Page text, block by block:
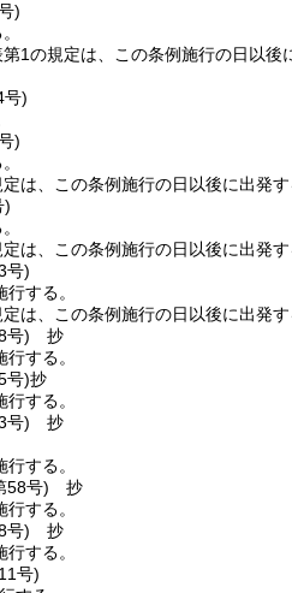
)
1の規定は、この条例施行の日以
号)
)
は、この条例施行の日以後に出発
)
は、この条例施行の日以後に出発
号)
する。
は、この条例施行の日以後に出発
号) 抄
する。
号)抄
する。
号) 抄
する。
58号) 抄
する。
号) 抄
する。
号)